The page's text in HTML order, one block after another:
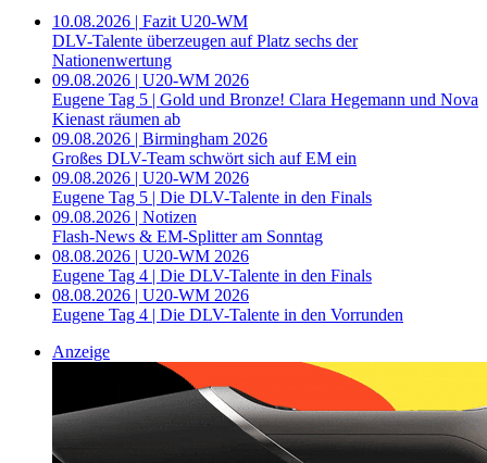
10.08.2026 | Fazit U20-WM
DLV-Talente überzeugen auf Platz sechs der
Nationenwertung
09.08.2026 | U20-WM 2026
Eugene Tag 5 | Gold und Bronze! Clara Hegemann und Nova
Kienast räumen ab
09.08.2026 | Birmingham 2026
Großes DLV-Team schwört sich auf EM ein
09.08.2026 | U20-WM 2026
Eugene Tag 5 | Die DLV-Talente in den Finals
09.08.2026 | Notizen
Flash-News & EM-Splitter am Sonntag
08.08.2026 | U20-WM 2026
Eugene Tag 4 | Die DLV-Talente in den Finals
08.08.2026 | U20-WM 2026
Eugene Tag 4 | Die DLV-Talente in den Vorrunden
Anzeige